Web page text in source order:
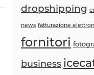
dropshipping
news fatturazione
fornitori
business